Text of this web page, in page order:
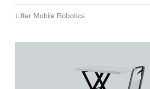
Lifter Mobile Robotics